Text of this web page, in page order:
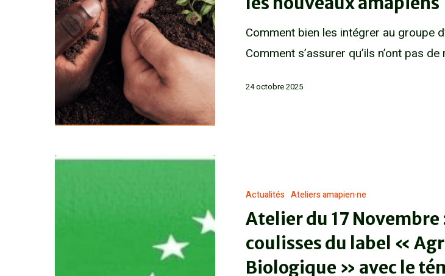
Comment bien les intégrer au groupe
Comment s’assurer qu’ils n’ont pas
24 octobre 2025
Actualités Ateliers amapien·ne
Atelier du 17 Novembre
coulisses du label «
Biologique » avec le